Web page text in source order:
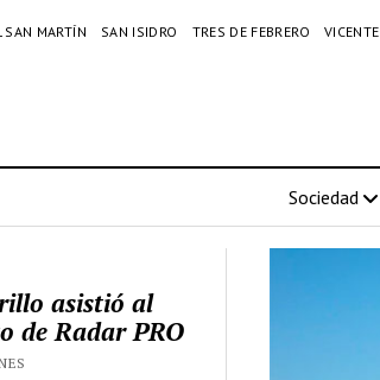
SAN MARTÍN SAN ISIDRO TRES DE FEBRERO
Sociedad
asistió al
de Radar PRO